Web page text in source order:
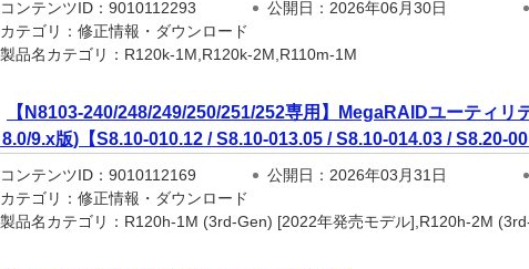
コンテンツID：9010112293 公開日：2026年06月30日
カテゴリ：修正情報・ダウンロード
製品名カテゴリ：R120k-1M,R120k-2M,R110m-1M
【N8103-240/248/249/250/251/252専用】MegaRAIDユーティ
9.x版)【S8.10-010.12 / S8.10-013.05 / S8.10-014.03 / S8.20-
コンテンツID：9010112169 公開日：2026年03月31日
カテゴリ：修正情報・ダウンロード
製品名カテゴリ：R120h-1M (3rd-Gen) [2022年発売モデル],R120h-2M